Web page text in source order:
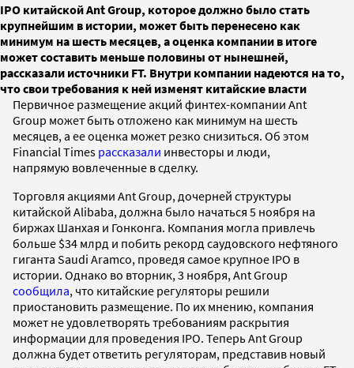
IPO китайской Ant Group, которое должно было стать
крупнейшим в истории, может быть перенесено как
минимум на шесть месяцев, а оценка компании в итоге
может составить меньше половины от нынешней,
рассказали источники FT. Внутри компании надеются на то,
что свои требования к ней изменят китайские власти
Первичное размещение акций финтех-компании Ant
Group может быть отложено как минимум на шесть
месяцев, а ее оценка может резко снизиться. Об этом
Financial Times рассказали инвесторы и люди,
напрямую вовлеченные в сделку.
Торговля акциями Ant Group, дочерней структуры
китайской Alibaba, должна было начаться 5 ноября на
биржах Шанхая и Гонконга. Компания могла привлечь
больше $34 млрд и побить рекорд саудовского нефтяного
гиганта Saudi Aramco, проведя самое крупное IPO в
истории. Однако во вторник, 3 ноября, Ant Group
сообщила, что китайские регуляторы решили
приостановить размещение. По их мнению, компания
может не удовлетворять требованиям раскрытия
информации для проведения IPO. Теперь Ant Group
должна будет ответить регуляторам, представив новый